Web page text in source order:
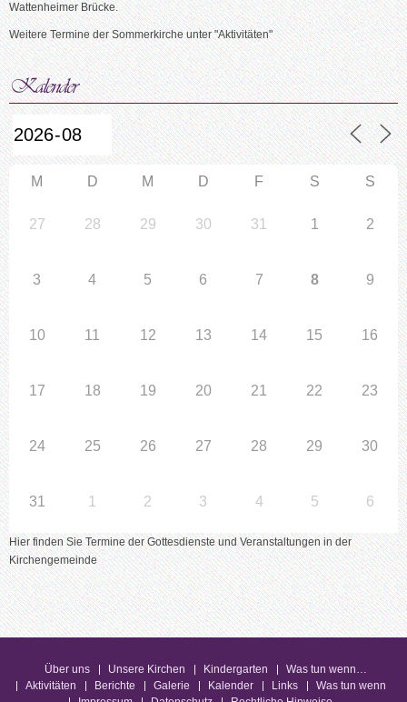
Wattenheimer Brücke.
Weitere Termine der Sommerkirche unter "Aktivitäten"
M D M D F S S
27 28 29 30 31 1 2
3 4 5 6 7 8 9
10 11 12 13 14 15 16
17 18 19 20 21 22 23
24 25 26 27 28 29 30
31 1 2 3 4 5 6
Hier finden Sie Termine der Gottesdienste und Veranstaltungen in der
Kirchengemeinde
Über uns Unsere Kirchen Kindergarten
Was tun wenn…
Aktivitäten
Berichte Galerie Kalender Links
Was tun wenn